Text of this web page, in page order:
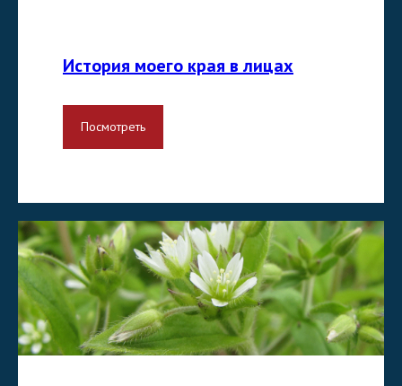
История моего края в лицах
Посмотреть